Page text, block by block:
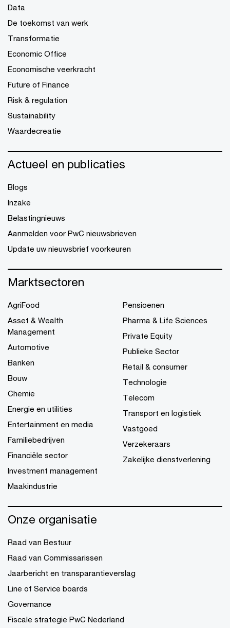
Data
De toekomst van werk
Transformatie
Economic Office
Economische veerkracht
Future of Finance
Risk & regulation
Sustainability
Waardecreatie
Actueel en publicaties
Blogs
Inzake
Belastingnieuws
Aanmelden voor PwC nieuwsbrieven
Update uw nieuwsbrief voorkeuren
Marktsectoren
AgriFood
Asset & Wealth
Management
Automotive
Banken
Bouw
Chemie
Energie en utilities
Entertainment en media
Familiebedrijven
Financiële sector
Investment management
Maakindustrie
Pensioenen
Pharma & Life Sciences
Private Equity
Publieke Sector
Retail & consumer
Technologie
Telecom
Transport en logistiek
Vastgoed
Verzekeraars
Zakelijke dienstverlening
Onze organisatie
Raad van Bestuur
Raad van Commissarissen
Jaarbericht en transparantieverslag
Line of Service boards
Governance
Fiscale strategie PwC Nederland